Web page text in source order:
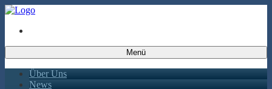
Menü
Über Uns
News